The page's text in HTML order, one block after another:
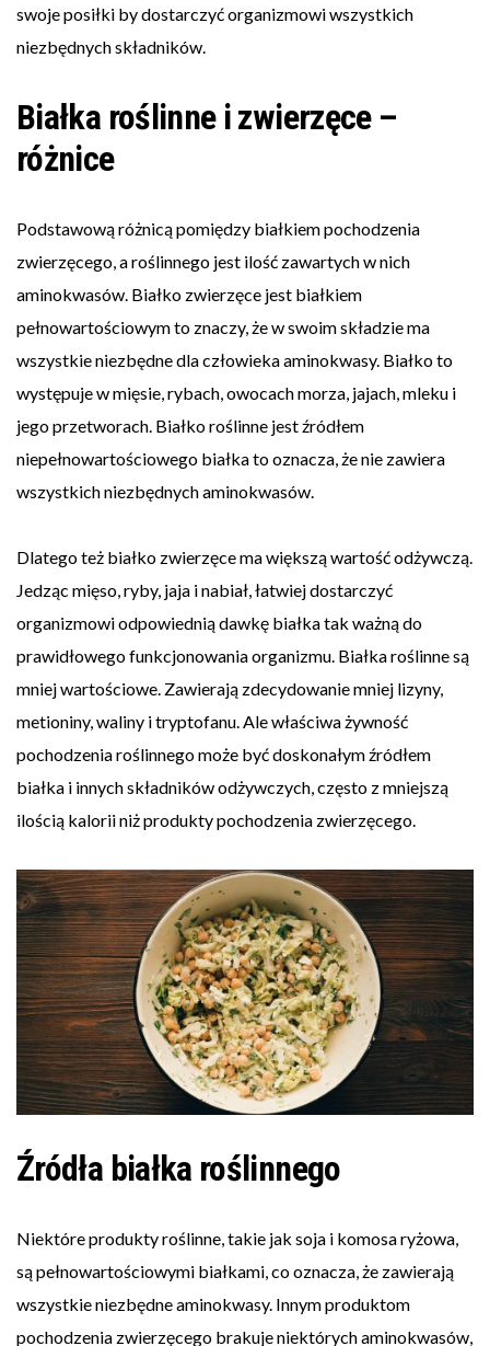
swoje posiłki by dostarczyć organizmowi wszystkich
niezbędnych składników.
Białka roślinne i zwierzęce –
różnice
Podstawową różnicą pomiędzy białkiem pochodzenia
zwierzęcego, a roślinnego jest ilość zawartych w nich
aminokwasów. Białko zwierzęce jest białkiem
pełnowartościowym to znaczy, że w swoim składzie ma
wszystkie niezbędne dla człowieka aminokwasy. Białko to
występuje w mięsie, rybach, owocach morza, jajach, mleku i
jego przetworach. Białko roślinne jest źródłem
niepełnowartościowego białka to oznacza, że nie zawiera
wszystkich niezbędnych aminokwasów.
Dlatego też białko zwierzęce ma większą wartość odżywczą.
Jedząc mięso, ryby, jaja i nabiał, łatwiej dostarczyć
organizmowi odpowiednią dawkę białka tak ważną do
prawidłowego funkcjonowania organizmu. Białka roślinne są
mniej wartościowe. Zawierają zdecydowanie mniej lizyny,
metioniny, waliny i tryptofanu. Ale właściwa żywność
pochodzenia roślinnego może być doskonałym źródłem
białka i innych składników odżywczych, często z mniejszą
ilością kalorii niż produkty pochodzenia zwierzęcego.
Źródła białka roślinnego
Niektóre produkty roślinne, takie jak soja i komosa ryżowa,
są pełnowartościowymi białkami, co oznacza, że zawierają
wszystkie niezbędne aminokwasy. Innym produktom
pochodzenia zwierzęcego brakuje niektórych aminokwasów,